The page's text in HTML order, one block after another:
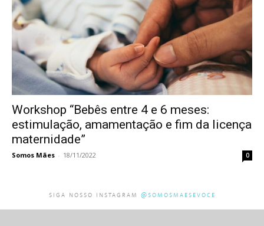
Workshop “Bebês entre 4 e 6 meses:
estimulação, amamentação e fim da licença
maternidade”
Somos Mães - 18/11/2022 0
SIGA NOSSO INSTAGRAM @SOMOSMAESEVOCE